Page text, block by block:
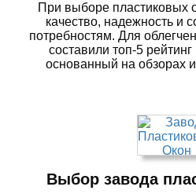
При выборе пластиковых
качество, надежность и
потребностям. Для
составили топ-5
основанный на обзорах
Выбор завода